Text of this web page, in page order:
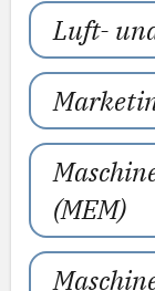
Luft-
(MEM)